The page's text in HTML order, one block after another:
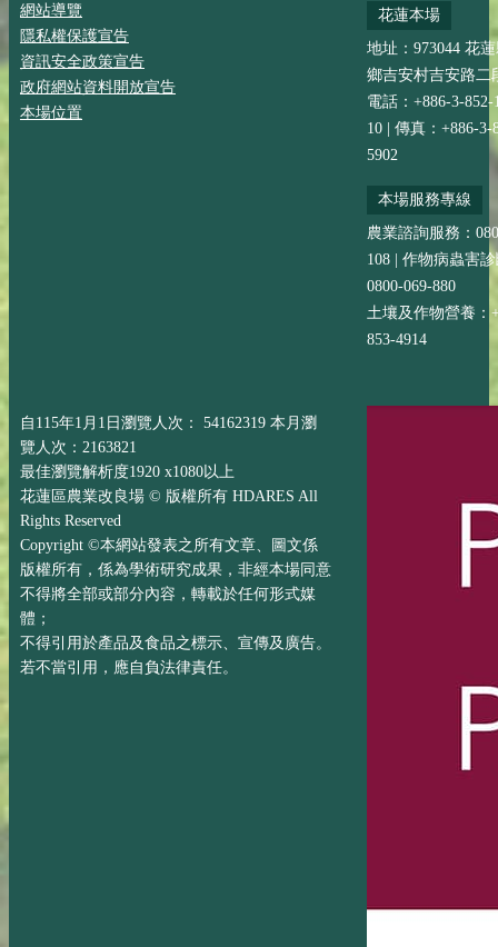
網站導覽
隱私權保護宣告
資訊安全政策宣告
政府網站資料開放宣告
本場位置
花蓮本場
地址：973044 花
鄉吉安村吉安路二
電話：+886-3-852-
10 | 傳真：+886-3-
5902
本場服務專線
農業諮詢服務：
108 | 作物病蟲害
0800-069-880
土壤及作物營養：
853-4914
自115年1月1日瀏覽人次： 54162319 本月瀏
覽人次：2163821
最佳瀏覽解析度1920 x1080以上
花蓮區農業改良場 © 版權所有 HDARES All
Rights Reserved
Copyright ©本網站發表之所有文章、圖文係
版權所有，係為學術研究成果，非經本場同意
不得將全部或部分內容，轉載於任何形式媒
體；
不得引用於產品及食品之標示、宣傳及廣告。
若不當引用，應自負法律責任。